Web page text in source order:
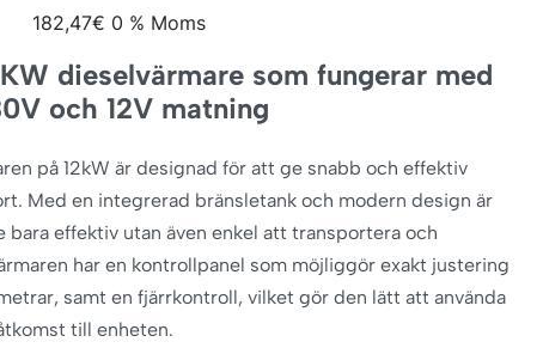
182,47€ 0 % Moms
dieselvärmare som fungerar med
och 12V matning
på 12kW är designad för att ge snabb och effektiv
Med en integrerad bränsletank och modern design är
bara effektiv utan även enkel att transportera och
har en kontrollpanel som möjliggör exakt justering
samt en fjärrkontroll, vilket gör den lätt att använda
till enheten.